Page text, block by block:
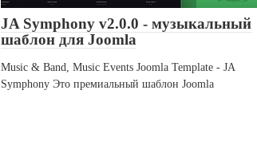
JA Symphony v2.0.0 - музыкальный
шаблон для Joomla
Music & Band, Music Events Joomla Template - JA
Symphony Это премиальный шаблон Joomla